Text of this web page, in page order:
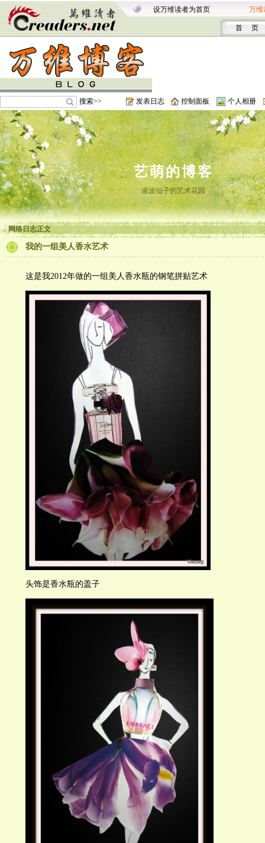
设万维读者为首页 万维
首 页
搜索>> 发表日志 控制面板 个人相册
艺萌的博客
凌波仙子的艺术花园
网络日志正文
我的一组美人香水艺术
这是我2012年做的一组美人香水瓶的钢笔拼贴艺术
头饰是香水瓶的盖子